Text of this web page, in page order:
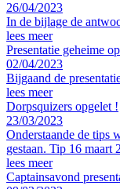
26/04/2023
In de bijlage de
lees meer
Presentatie geheime
02/04/2023
Bijgaand de
lees meer
Dorpsquizers opgelet !
23/03/2023
Onderstaande de tips
gestaan. Tip 16 maart
lees meer
Captainsavond